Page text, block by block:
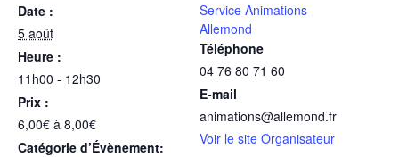
Date :
5 août
Heure :
11h00 - 12h30
Prix :
6,00€ à 8,00€
Catégorie d’Évènement:
Service Animations
Allemond
Téléphone
04 76 80 71 60
E-mail
animations@allemond.fr
Voir le site Organisateur